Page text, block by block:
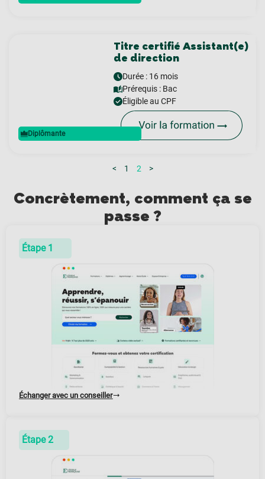
Diplômante
Titre certifié Assistant(e)
de direction
Durée : 16 mois
Prérequis : Bac
Éligible au CPF
< 1 2 >
Concrètement, comment ça se
passe ?
Étape 1
Échanger avec un conseiller
Étape 2